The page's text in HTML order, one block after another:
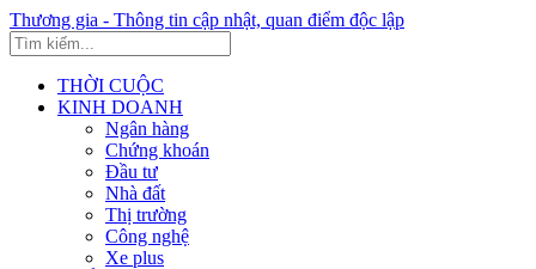
Thương gia - Thông tin cập nhật, quan điểm độc lập
THỜI CUỘC
KINH DOANH
Ngân hàng
Chứng khoán
Đầu tư
Nhà đất
Thị trường
Công nghệ
Xe plus